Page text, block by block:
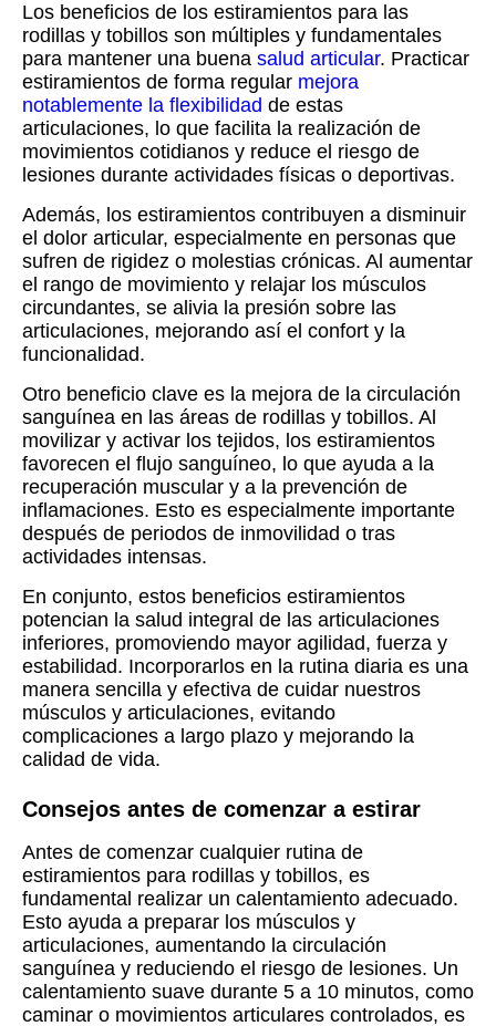
Los beneficios de los estiramientos para las
rodillas y tobillos son múltiples y fundamentales
para mantener una buena salud articular. Practicar
estiramientos de forma regular mejora
notablemente la flexibilidad de estas
articulaciones, lo que facilita la realización de
movimientos cotidianos y reduce el riesgo de
lesiones durante actividades físicas o deportivas.
Además, los estiramientos contribuyen a disminuir
el dolor articular, especialmente en personas que
sufren de rigidez o molestias crónicas. Al aumentar
el rango de movimiento y relajar los músculos
circundantes, se alivia la presión sobre las
articulaciones, mejorando así el confort y la
funcionalidad.
Otro beneficio clave es la mejora de la circulación
sanguínea en las áreas de rodillas y tobillos. Al
movilizar y activar los tejidos, los estiramientos
favorecen el flujo sanguíneo, lo que ayuda a la
recuperación muscular y a la prevención de
inflamaciones. Esto es especialmente importante
después de periodos de inmovilidad o tras
actividades intensas.
En conjunto, estos beneficios estiramientos
potencian la salud integral de las articulaciones
inferiores, promoviendo mayor agilidad, fuerza y
estabilidad. Incorporarlos en la rutina diaria es una
manera sencilla y efectiva de cuidar nuestros
músculos y articulaciones, evitando
complicaciones a largo plazo y mejorando la
calidad de vida.
Consejos antes de comenzar a estirar
Antes de comenzar cualquier rutina de
estiramientos para rodillas y tobillos, es
fundamental realizar un calentamiento adecuado.
Esto ayuda a preparar los músculos y
articulaciones, aumentando la circulación
sanguínea y reduciendo el riesgo de lesiones. Un
calentamiento suave durante 5 a 10 minutos, como
caminar o movimientos articulares controlados, es